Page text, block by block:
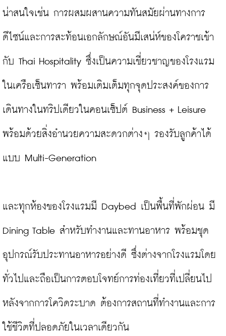
น่าสนใจเช่น การผสมผสานความทันสมัยผ่านทางการ
ดีไซน์และการสะท้อนเอกลักษณ์อันมีเสน่ห์ของโคราชเข้า
กับ Thai Hospitality ซึ่งเป็นความเชี่ยวชาญของโรงแรม
ในเครือเซ็นทารา พร้อมเติมเต็มทุกจุดประสงค์ของการ
เดินทางในทริปเดียวในคอนเซ็ปต์ Business + Leisure
พร้อมด้วยสิ่งอำนวยความสะดวกต่างๆ รองรับลูกค้าได้
แบบ Multi-Generation
และทุกห้องของโรงแรมมี Daybed เป็นพื้นที่พักผ่อน มี
Dining Table สำหรับทำงานและทานอาหาร พร้อมชุด
อุปกรณ์รับประทานอาหารอย่างดี ซึ่งต่างจากโรงแรมโดย
ทั่วไปและถือเป็นการตอบโจทย์การท่องเที่ยวที่เปลี่ยนไป
หลังจากการโควิดระบาด ต้องการสถานที่ทำงานและการ
ใช้ชีวิตที่ปลอดภัยในเวลาเดียวกัน